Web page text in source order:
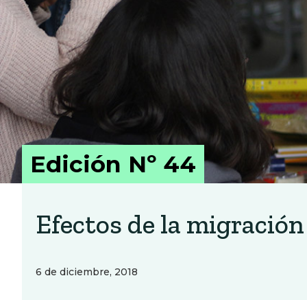
Edición Nº 44
Efectos de la
6 de diciembre, 2018